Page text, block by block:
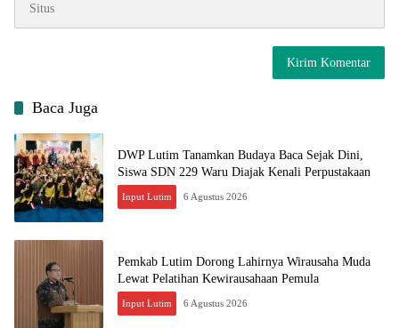
Baca Juga
DWP Lutim Tanamkan Budaya Baca Sejak Dini,
Siswa SDN 229 Waru Diajak Kenali Perpustakaan
Input Lutim 6 Agustus 2026
Pemkab Lutim Dorong Lahirnya Wirausaha Muda
Lewat Pelatihan Kewirausahaan Pemula
Input Lutim 6 Agustus 2026